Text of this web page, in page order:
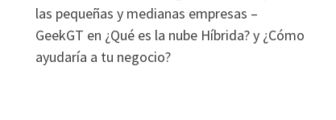
las pequeñas y medianas empresas –
GeekGT en ¿Qué es la nube Híbrida? y ¿Cómo
ayudaría a tu negocio?